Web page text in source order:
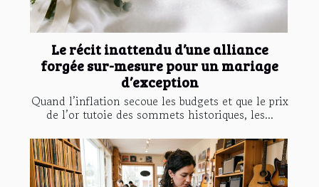
Le récit inattendu d’une alliance
forgée sur-mesure pour un mariage
d’exception
Quand l’inflation secoue les budgets et que le prix
de l’or tutoie des sommets historiques, les...